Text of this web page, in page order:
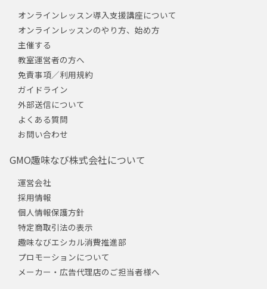
オンラインレッスン導入支援講座について
オンラインレッスンのやり方、始め方
主催する
教室運営者の方へ
免責事項／利用規約
ガイドライン
外部送信について
よくある質問
お問い合わせ
GMO趣味なび株式会社について
運営会社
採用情報
個人情報保護方針
特定商取引法の表示
趣味なびエシカル消費推進部
プロモーションについて
メーカー・広告代理店のご担当者様へ